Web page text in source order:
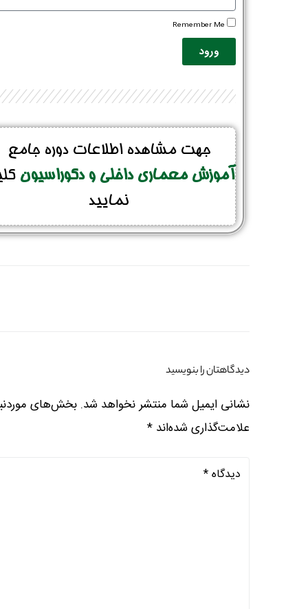
Remember Me
ورود
جهت مشاهده اطلاعات دوره جامع
آموزش معماری داخلی و دکوراسیون
نمایید
دیدگاهتان را بنویسید
نشانی ایمیل شما منتشر نخواهد شد. بخش‌های
علامت‌گذاری شده‌اند *
تلفن همراه :